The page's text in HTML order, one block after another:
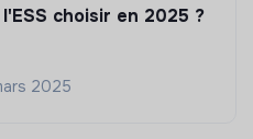
choisir en 2025 ?
2025